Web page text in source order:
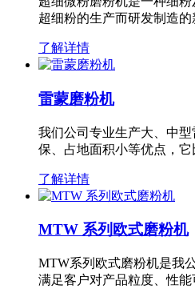
超细粉的生产而研发制造
了解详情
雷蒙磨粉机
我们公司专业生产大、中
保、占地面积小等优点，
了解详情
MTW 系列欧式磨粉机
MTW系列欧式磨粉机是我
满足客户对产品粒度、性